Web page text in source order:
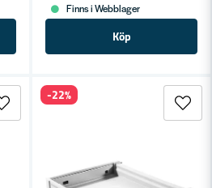
Finns i Webblager
Köp
-22%